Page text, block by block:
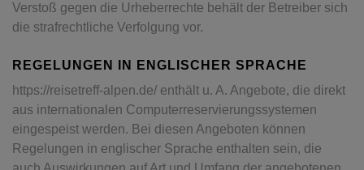
Verstoß gegen die Urheberrechte behält der Betreiber sich
die strafrechtliche Verfolgung vor.
REGELUNGEN IN ENGLISCHER SPRACHE
https://reisetreff-alpen.de/ enthält u. A. Angebote, die direkt
aus internationalen Computerreservierungssystemen
eingespeist werden. Bei diesen Angeboten können
Regelungen in englischer Sprache enthalten sein, die